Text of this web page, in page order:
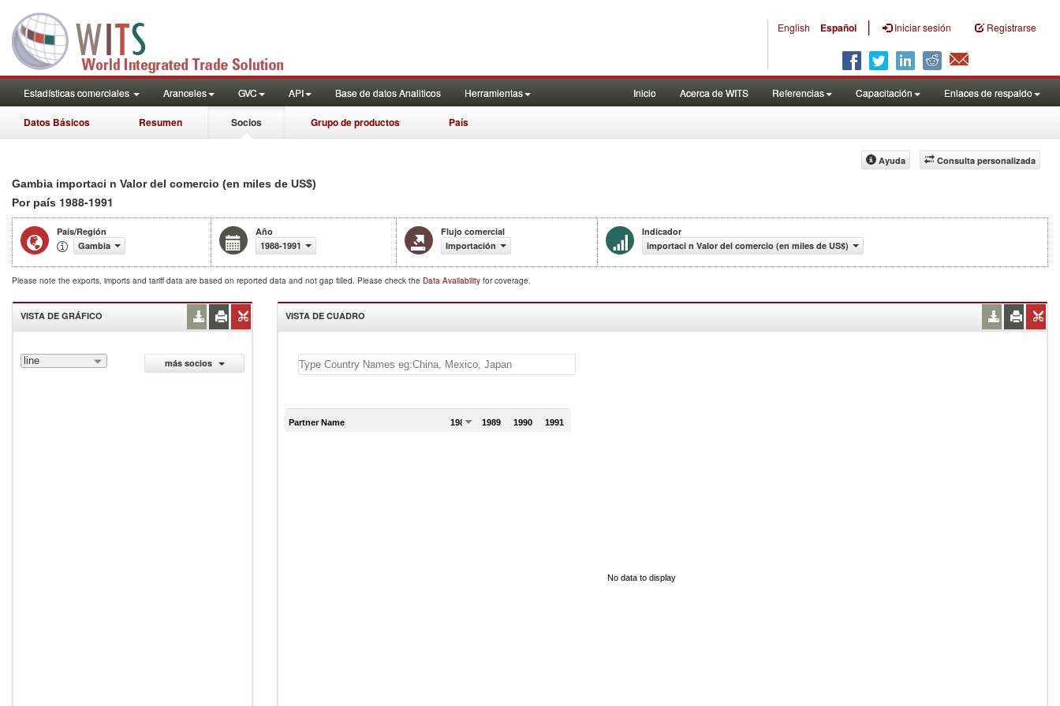
English Español | Iniciar sesión Registrarse
Estadísticas comerciales Aranceles GVC API Base de datos Analiticos Herramientas Inicio Acerca de WITS Referencias Capacitación Enlaces de respaldo
Datos Básicos Resumen Socios Grupo de productos País
Consulta personalizada
Ayuda
Gambia importaci n Valor del comercio (en miles de US$)
Por país 1988-1991
País/Región
Gambia
Año
1988-1991
Flujo comercial
Importación
Indicador
importaci n Valor del comercio (en miles de US$)
Please note the exports, imports and tariff data are based on reported data and not gap filled. Please check the Data Availability for coverage.
VISTA DE GRÁFICO
line más socios
VISTA DE CUADRO
Partner Name 1988 1989 1990 1991
No data to display